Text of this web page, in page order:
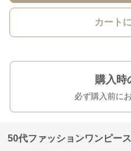
カート
購入時
必ず購入前に
50代ファッションワンピー